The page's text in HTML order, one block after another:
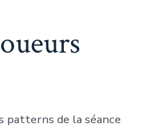
patterns de la séance